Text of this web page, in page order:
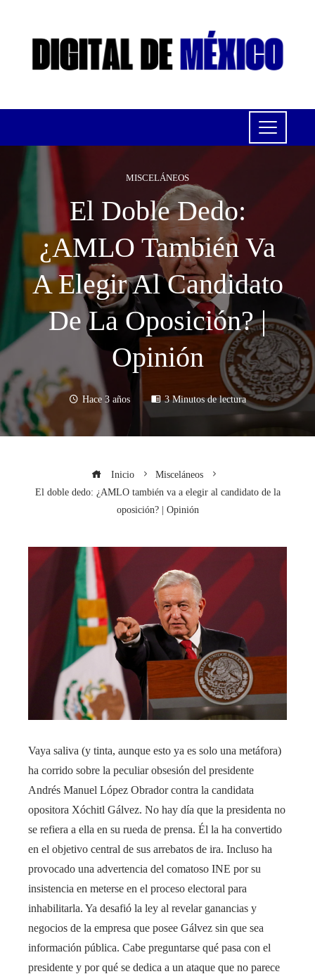
MISCELÁNEOS
El Doble Dedo:
¿AMLO También Va
A Elegir Al Candidato
De La Oposición? |
Opinión
Hace 3 años 3 Minutos de lectura
Inicio
Misceláneos
El doble dedo: ¿AMLO también va a elegir al candidato de la
oposición? | Opinión
Vaya saliva (y tinta, aunque esto ya es solo una metáfora)
ha corrido sobre la peculiar obsesión del presidente
Andrés Manuel López Obrador contra la candidata
opositora Xóchitl Gálvez. No hay día que la presidenta no
se refiera a ella en su rueda de prensa. Él la ha convertido
en el objetivo central de sus arrebatos de ira. Incluso ha
provocado una advertencia del comatoso INE por su
insistencia en meterse en el proceso electoral para
inhabilitarla. Ya desafió la ley al revelar ganancias y
negocios de la empresa que posee Gálvez sin que sea
información pública. Cabe preguntarse qué pasa con el
presidente y por qué se dedica a un ataque que no parece